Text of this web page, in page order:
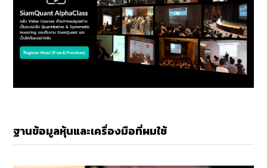
ฐานข้อมูลหุ้นและเครื่องมือที่ผมใช้